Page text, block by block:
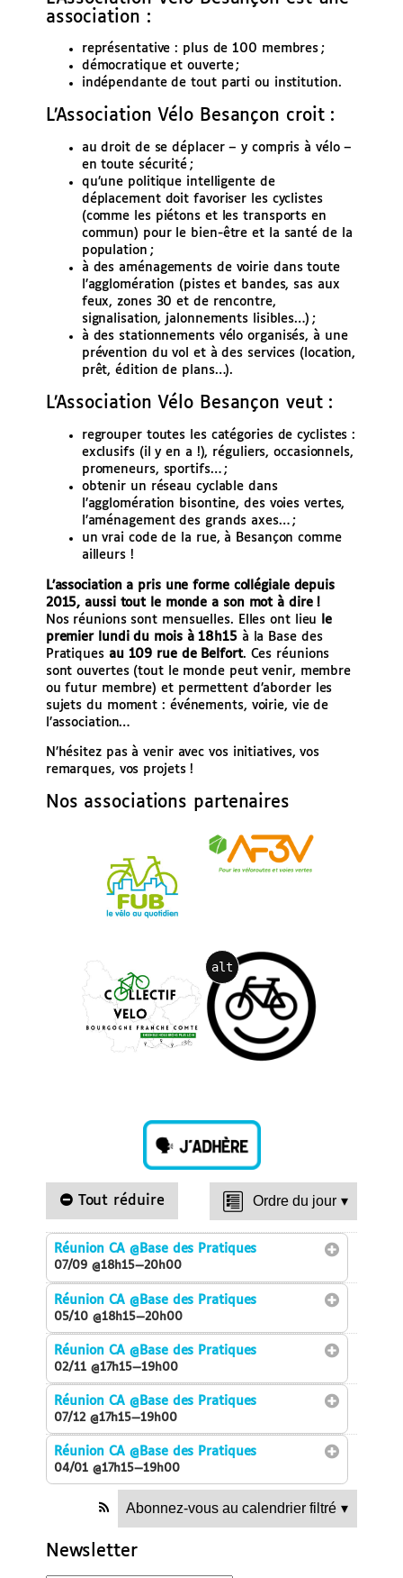
association :
représentative : plus de 100 membres ;
démocratique et ouverte ;
indépendante de tout parti ou institution.
L’Association Vélo Besançon croit :
au droit de se déplacer – y compris à vélo –
en toute sécurité ;
qu’une politique intelligente de
déplacement doit favoriser les cyclistes
(comme les piétons et les transports en
commun) pour le bien-être et la santé de la
population ;
à des aménagements de voirie dans toute
l’agglomération (pistes et bandes, sas aux
feux, zones 30 et de rencontre,
signalisation, jalonnements lisibles…) ;
à des stationnements vélo organisés, à une
prévention du vol et à des services (location,
prêt, édition de plans…).
L’Association Vélo Besançon veut :
regrouper toutes les catégories de cyclistes :
exclusifs (il y en a !), réguliers, occasionnels,
promeneurs, sportifs… ;
obtenir un réseau cyclable dans
l’agglomération bisontine, des voies vertes,
l’aménagement des grands axes… ;
un vrai code de la rue, à Besançon comme
ailleurs !
L’association a pris une forme collégiale depuis
2015, aussi tout le monde a son mot à dire !
Nos réunions sont mensuelles. Elles ont lieu
le
premier lundi du mois à 18h15 à la Base des
Pratiques au 109 rue de Belfort. Ces réunions
sont ouvertes (tout le monde peut venir, membre
ou futur membre) et permettent d’aborder les
sujets du moment : événements, voirie, vie de
l’association…
N’hésitez pas à venir avec vos initiatives, vos
remarques, vos projets !
Nos associations partenaires
alt
Tout réduire Ordre du jour ▾
Réunion CA@Base des Pratiques
07/09 @18h15—20h00
Réunion CA@Base des Pratiques
05/10 @18h15—20h00
Réunion CA@Base des Pratiques
02/11 @17h15—19h00
Réunion CA@Base des Pratiques
07/12 @17h15—19h00
Réunion CA@Base des Pratiques
04/01 @17h15—19h00
Abonnez-vous au calendrier filtré ▾
Newsletter